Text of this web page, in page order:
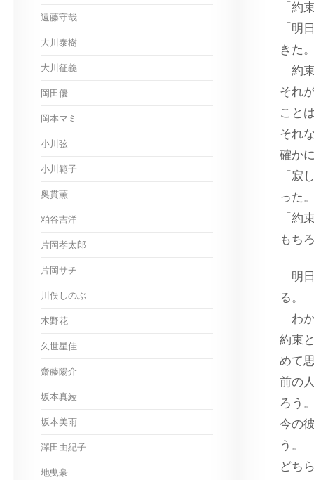
「約
「明
きた
「約
それ
こと
それ
確か
「寂
った
「約
もち
「明
る。
「わ
約束
めて
前の
ろう
今の
う。
どち
遠藤守哉
大川泰樹
大川征義
岡田優
岡本マミ
小川弦
小川範子
奥貫薫
粕谷吉洋
片岡孝太郎
片岡サチ
川俣しのぶ
木野花
久世星佳
齋藤陽介
坂本真綾
坂本美雨
澤田由紀子
地曵豪